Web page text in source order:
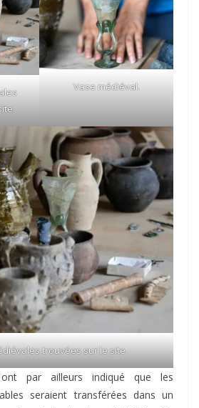
Vase médiéval.
trouvées sur le site.
ont par ailleurs indiqué que les
seraient transférées dans un